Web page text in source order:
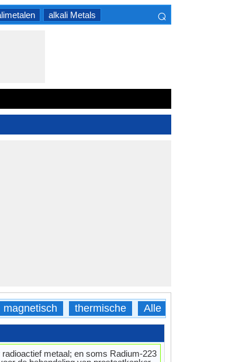
alkali Metals ⌕
magnetisch thermische Alle
metaal; en soms Radium-223